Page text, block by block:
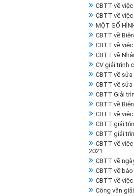
CBTT về
CBTT về
MỘT SỐ
CBTT về
CBTT về
CBTT về
CV giải trình
CBTT về
CBTT về
CBTT Giải
CBTT về
CBTT về
CBTT giải
CBTT giải
CBTT về
2021
CBTT về
CBTT về
CBTT về
Công văn